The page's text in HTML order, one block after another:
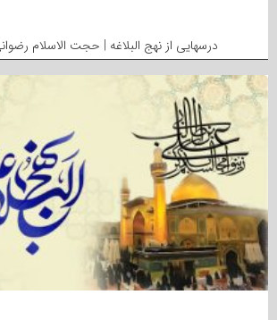
درسهایی از نهج البلاغه | حجت الاسلام